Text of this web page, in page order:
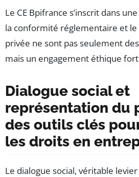
Le CE Bpifrance s’inscrit dans
la conformité réglementaire et le
privée ne sont pas seulement
mais un engagement éthique
Dialogue social et
représentation du
des outils clés
les droits en
Le dialogue social, véritable